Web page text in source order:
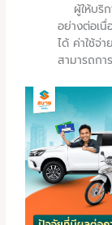
ผู้ให้บริก
อย่างต่อเนื่
ได้ ค่าใช้จ่
สามารถกา